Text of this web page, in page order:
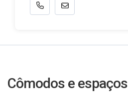
Cômodos e espaços